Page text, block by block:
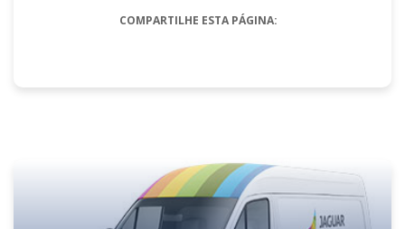
COMPARTILHE ESTA PÁGINA: